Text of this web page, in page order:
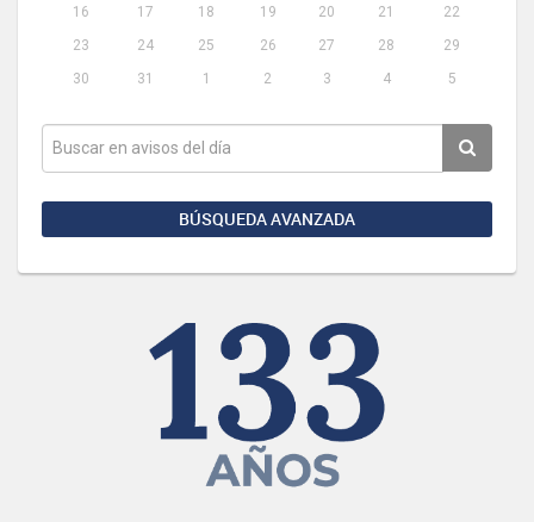
16
17 18 19 20 21
22
23
24 25 26 27 28
29
30
31 1 2 3 4 5
BÚSQUEDA AVANZADA